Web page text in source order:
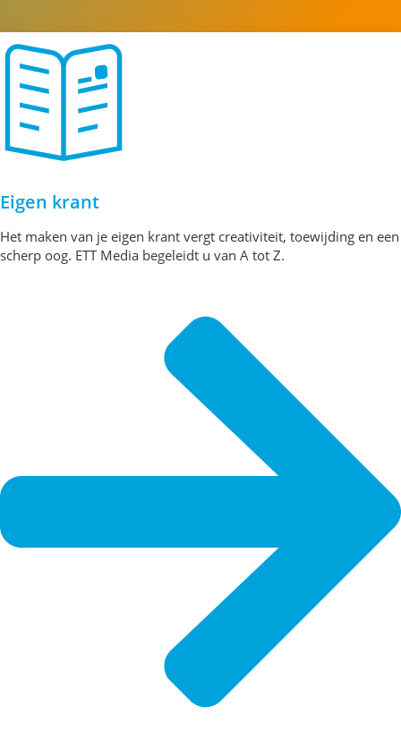
Eigen krant
Het maken van je eigen krant vergt creativiteit, toewijding en een
scherp oog. ETT Media begeleidt u van A tot Z.